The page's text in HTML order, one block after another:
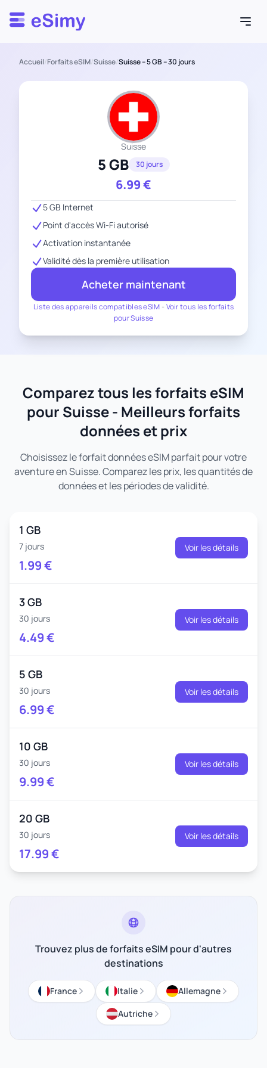
Esimy
Accueil/Forfaits eSIM/Suisse/Suisse – 5 GB – 30 jours
Suisse
5 GB 30 jours
6.99€
Liste des appareils compatibles eSIM - Voir tous les forfaits
pour Suisse
5 GB Internet
Point d'accès Wi-Fi autorisé
Activation instantanée
Validité dès la première utilisation
Acheter maintenant
Comparez tous les forfaits eSIM
pour Suisse - Meilleurs forfaits
données et prix
Choisissez le forfait données eSIM parfait pour votre
aventure en Suisse. Comparez les prix, les quantités de
données et les périodes de validité.
1 GB
7 jours
1.99€
Voir les détails
3 GB
30 jours
4.49€
Voir les détails
5 GB
30 jours
6.99€
Voir les détails
10 GB
30 jours
9.99€
Voir les détails
20 GB
30 jours
17.99€
Voir les détails
Trouvez plus de forfaits eSIM pour d'autres
destinations
France Italie
Allemagne
Autriche